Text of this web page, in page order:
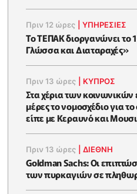
Πριν 12 ώρες |ΥΠΗΡΕΣΙΕΣ
Το ΤΕΠΑΚ διοργανώνει το
Γλώσσα και Διαταραχές»
Πριν 13 ώρες ΚΥΠΡΟΣ
Στα χέρια των κοινωνικών
μέρες το νομοσχέδιο για
είπε με Κεραυνό και
Πριν 13 ώρες |ΔΙΕΘΝΗ
Goldman Sachs: Οι
των πυρκαγιών σε